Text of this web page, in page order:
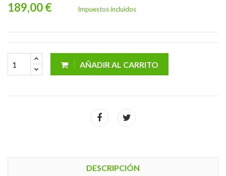
189,00 €
Impuestos incluidos
AÑADIR AL CARRITO
DESCRIPCIÓN